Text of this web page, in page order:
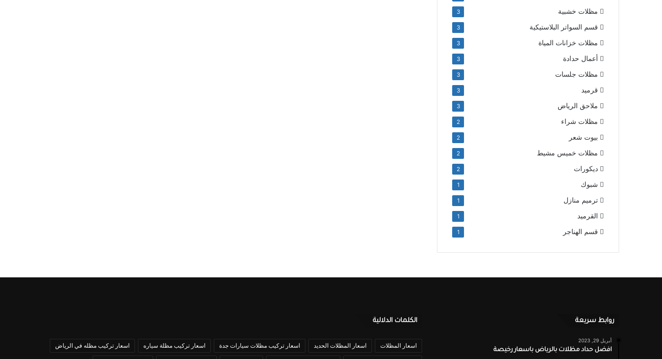
مظلات خشبية 3
قسم السواتر البلاستيكية 3
مظلات خزانات المياة 3
أعمال حدادة 3
مظلات جلسات 3
قرميد 3
ملاحق الرياض 3
مظلات شراء 2
بيوت شعر 2
مظلات خميس مشيط 2
ديكورات 2
شبوك 1
ترميم منازل 1
القرميد 1
قسم الهناجر 1
روابط سريعة
أبريل 29, 2023
افضل حداد مظلات بالرياض باسعار رخيصة
الكلمات الدلالية
اسعار المظلات اسعار المظلات الحديد اسعار تركيب مظلات سيارات جدة اسعار تركيب مظلة سياره اسعار تركيب مظله في الرياض